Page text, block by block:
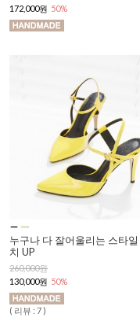
172,000원 50%
누구나 다 잘어울리는 스타
치 UP
260,000원
130,000원 50%
( 리뷰 : 7 )